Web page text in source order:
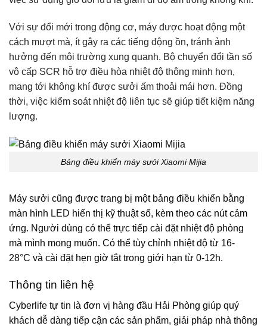
Với sự đổi mới trong động cơ, máy được hoạt động một
cách mượt mà, ít gây ra các tiếng động ồn, tránh ảnh
hưởng đến môi trường xung quanh. Bộ chuyển đổi tần số
vô cấp SCR hỗ trợ điều hòa nhiệt độ thông minh hơn,
mang tới không khí được sưởi ấm thoải mái hơn. Đồng
thời, việc kiểm soát nhiệt độ liên tục sẽ giúp tiết kiệm năng
lượng.
Bảng điều khiển máy sưởi Xiaomi Mijia
Máy sưởi cũng được trang bị một bảng điều khiển bằng
màn hình LED hiển thị kỹ thuật số, kèm theo các nút cảm
ứng. Người dùng có thể trực tiếp cài đặt nhiệt độ phòng
mà mình mong muốn. Có thể tùy chỉnh nhiệt độ từ 16-
28°C và cài đặt hẹn giờ tắt trong giới hạn từ 0-12h.
Thông tin liên hệ
Cyberlife tự tin là đơn vị hàng đầu Hải Phòng giúp quý
khách dễ dàng tiếp cận các sản phẩm, giải pháp nhà thông